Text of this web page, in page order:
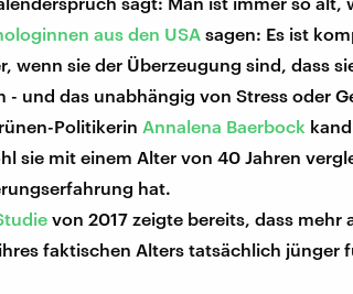
aus den USA sagen: Es ist
wenn sie der Überzeugung sind, dass
- und das unabhängig von Stress oder
Politikerin Annalena Baerbock
sie mit einem Alter von 40 Jahren
hat.
von 2017 zeigte bereits, dass mehr
faktischen Alters tatsächlich jünger